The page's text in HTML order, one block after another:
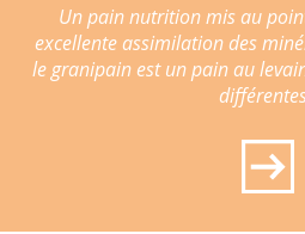
Un pain nutrition mis au
excellente assimilation des
le granipain est un pain au